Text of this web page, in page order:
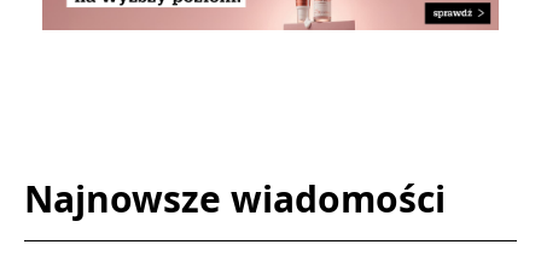
Najnowsze wiadomości